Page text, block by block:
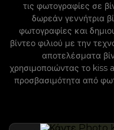
τις φωτογραφίες σε
δωρεάν γεννήτρια
φωτογραφίες και
βίντεο φιλιού με την
αποτελέσματα
χρησιμοποιώντας το
προσβασιμότητα από